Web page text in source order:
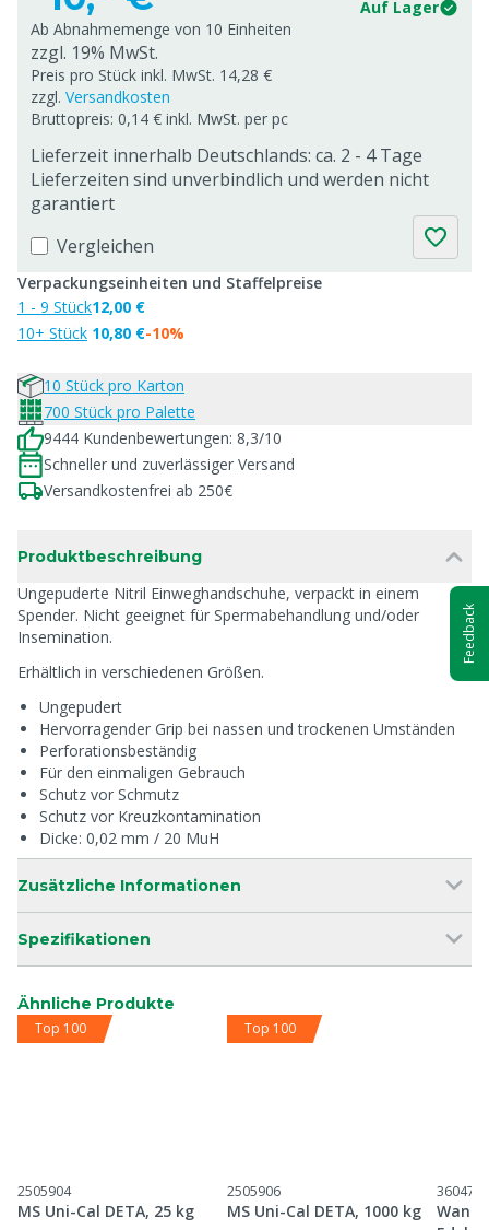
Auf Lager
Ab Abnahmemenge von 10 Einheiten
zzgl. 19% MwSt.
Preis pro Stück inkl. MwSt. 14,28 €
zzgl. Versandkosten
Bruttopreis: 0,14 € inkl. MwSt. per pc
Lieferzeit innerhalb Deutschlands: ca. 2 - 4 Tage
Lieferzeiten sind unverbindlich und werden nicht
garantiert
Vergleichen
Verpackungseinheiten und Staffelpreise
1 - 9 Stück
10+ Stück
12,00 €
10,80 €-10%
10 Stück pro Karton
700 Stück pro Palette
9444 Kundenbewertungen: 8,3/10
Schneller und zuverlässiger Versand
Versandkostenfrei ab 250€
Produktbeschreibung
Ungepuderte Nitril Einweghandschuhe, verpackt in einem
Spender. Nicht geeignet für Spermabehandlung und/oder
Insemination.
Erhältlich in verschiedenen Größen.
Ungepudert
Hervorragender Grip bei nassen und trockenen Umständen
Perforationsbeständig
Für den einmaligen Gebrauch
Schutz vor Schmutz
Schutz vor Kreuzkontamination
Dicke: 0,02 mm / 20 MuH
Zusätzliche Informationen
Spezifikationen
Ähnliche Produkte
Top 100
2505904
MS Uni-Cal DETA, 25 kg
Top 100
2505906
MS Uni-Cal DETA, 1000 kg
3604700
Feedback